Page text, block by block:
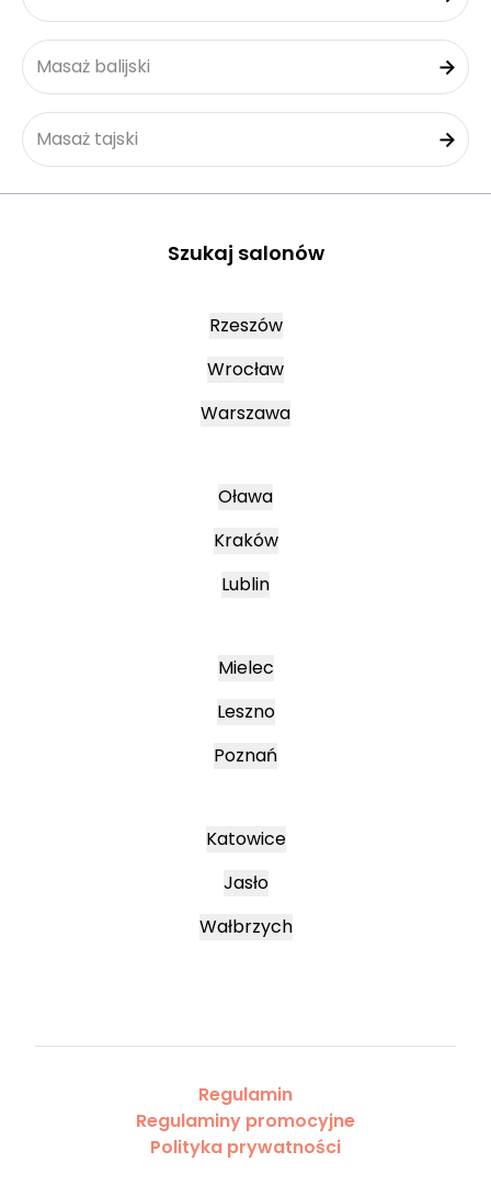
Masaż balijski
Masaż tajski
Szukaj salonów
Rzeszów
Wrocław
Warszawa
Oława
Kraków
Lublin
Mielec
Leszno
Poznań
Katowice
Jasło
Wałbrzych
Regulamin
Regulaminy promocyjne
Polityka prywatności